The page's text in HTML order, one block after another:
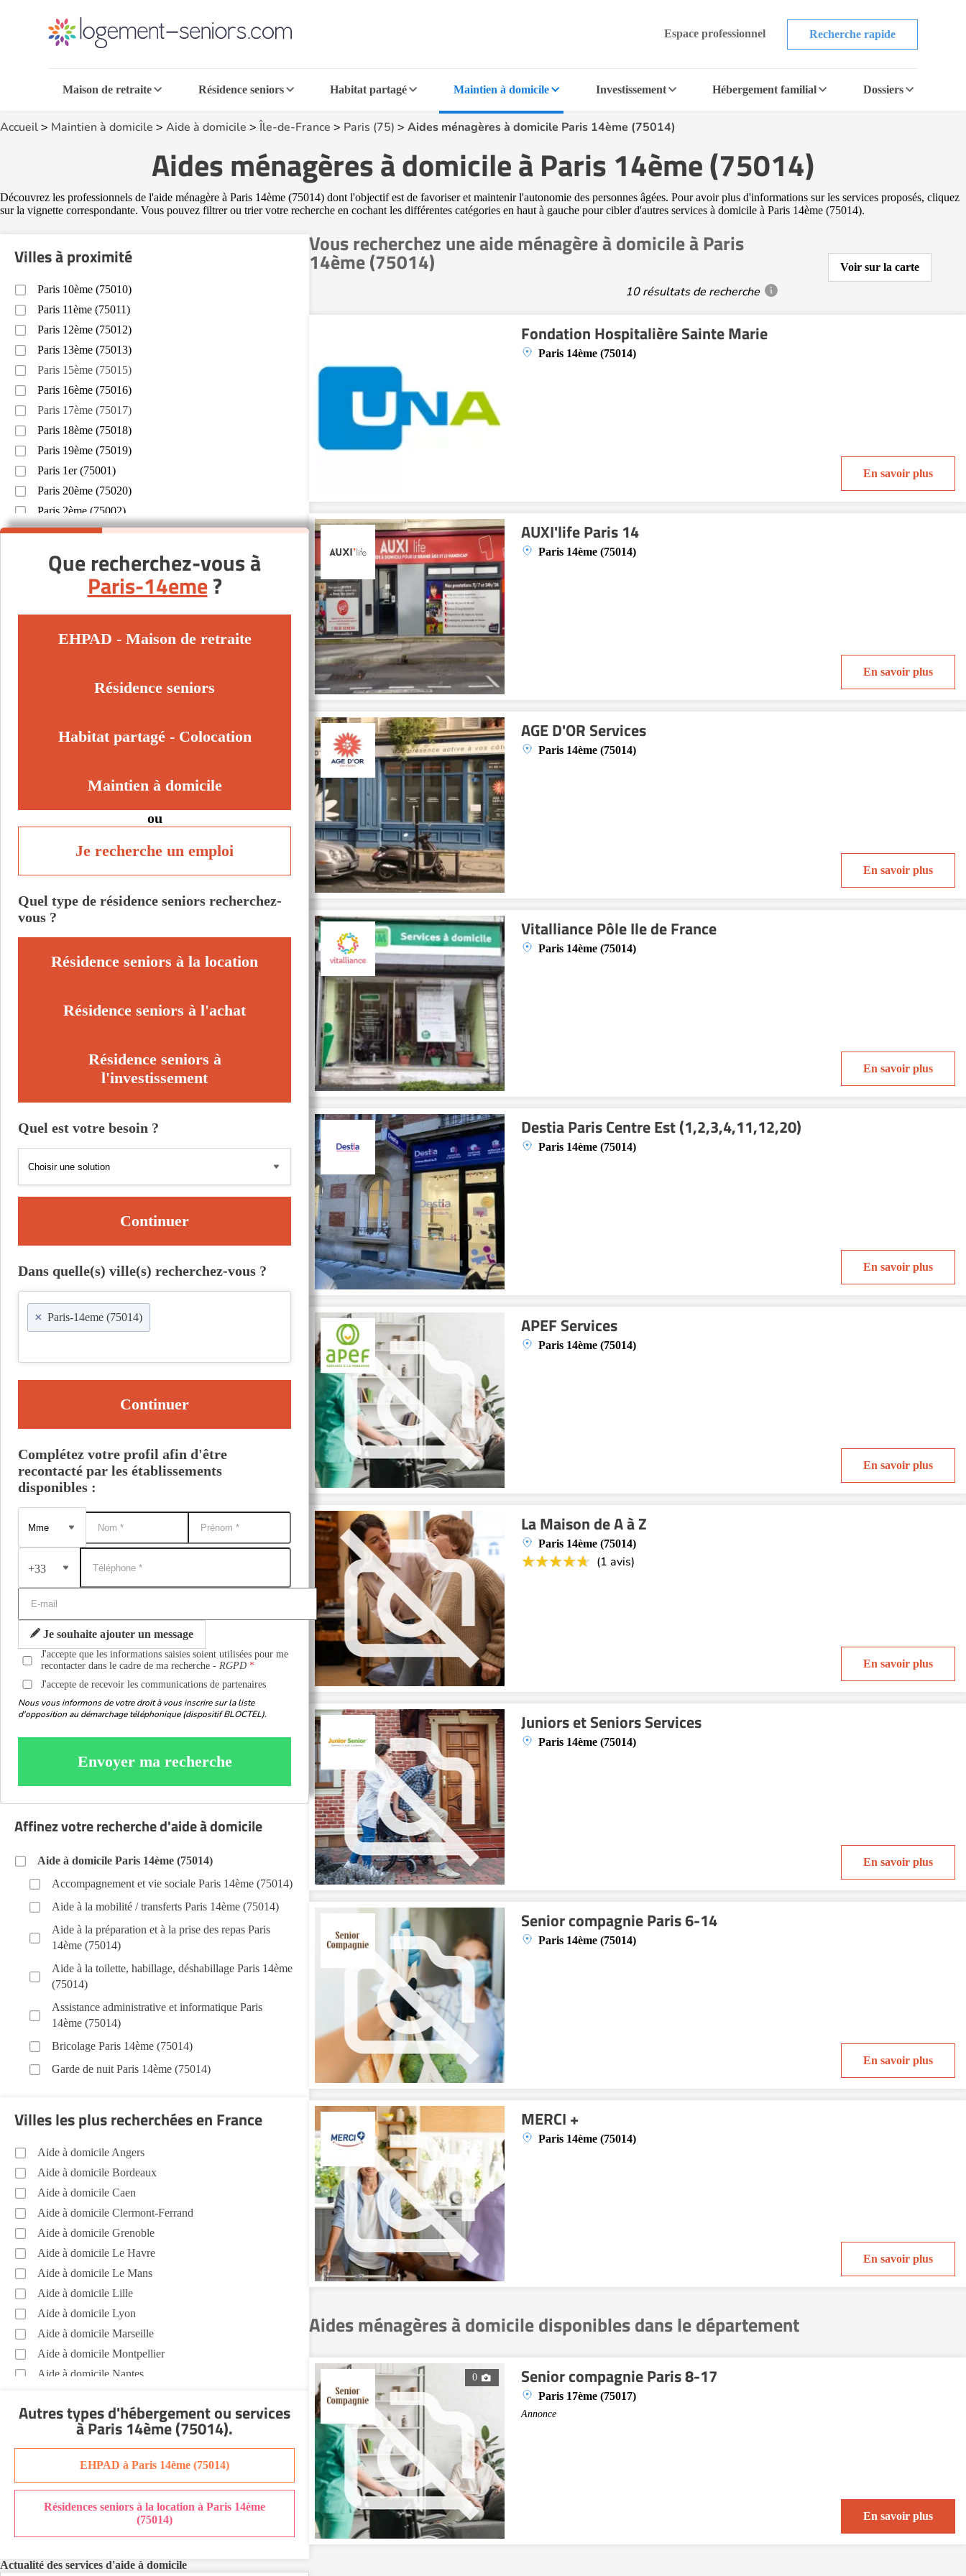
Espace professionnel Recherche rapide
Maison de retraite Résidence seniors Habitat partagé Maintien à domicile Investissement Hébergement familial Dossiers
Accueil> Maintien à domicile > Aide à domicile > Île-de-France > Paris (75) > Aides ménagères à domicile Paris 14ème (75014)
Aides ménagères à domicile à Paris 14ème (75014)
Découvrez les professionnels de l'aide ménagère à Paris 14ème (75014) dont l'objectif est de favoriser et maintenir l'autonomie des personnes âgées. Pour avoir plus d'informations sur les services proposés, cliquez
sur la vignette correspondante. Vous pouvez filtrer ou trier votre recherche en cochant les différentes catégories en haut à gauche pour cibler d'autres services à domicile à Paris 14ème (75014).
Vous recherchez une aide ménagère à domicile à Paris
14ème (75014)
10 résultats de recherche
Voir sur la carte
Fondation Hospitalière Sainte Marie
Paris 14ème (75014)
En savoir plus
AUXI'life Paris 14
Paris 14ème (75014)
En savoir plus
AGE D'OR Services
Paris 14ème (75014)
En savoir plus
Vitalliance Pôle Ile de France
Paris 14ème (75014)
En savoir plus
Destia Paris Centre Est (1,2,3,4,11,12,20)
Paris 14ème (75014)
En savoir plus
APEF Services
Paris 14ème (75014)
En savoir plus
La Maison de A à Z
Paris 14ème (75014)
(1 avis)
En savoir plus
Juniors et Seniors Services
Paris 14ème (75014)
En savoir plus
Senior compagnie Paris 6-14
Paris 14ème (75014)
En savoir plus
MERCI +
Paris 14ème (75014)
En savoir plus
Aides ménagères à domicile disponibles dans le département
0 Senior compagnie Paris 8-17
Paris 17ème (75017)
Annonce
En savoir plus
Villes à proximité
Paris 10ème (75010)
Paris 11ème (75011)
Paris 12ème (75012)
Paris 13ème (75013)
Paris 15ème (75015)
Paris 16ème (75016)
Paris 17ème (75017)
Paris 18ème (75018)
Paris 19ème (75019)
Paris 1er (75001)
Paris 20ème (75020)
Paris 2ème (75002)
Paris 3ème (75003)
Paris 6ème (75006)
Paris 9ème (75009)
Que recherchez-vous à
Paris-14eme?
EHPAD - Maison de retraite
Résidence seniors
Habitat partagé - Colocation
Maintien à domicile
ou
Je recherche un emploi
Quel type de résidence seniors recherchez-
vous ?
Résidence seniors à la location
Résidence seniors à l'achat
Résidence seniors à
l'investissement
Quel est votre besoin ?
Continuer
Dans quelle(s) ville(s) recherchez-vous ?
× Paris-14eme (75014)
Continuer
Complétez votre profil afin d'être
recontacté par les établissements
disponibles :
+33
Je souhaite ajouter un message
J'accepte que les informations saisies soient utilisées pour me
recontacter dans le cadre de ma recherche -RGPD
J'accepte de recevoir les communications de partenaires
Nous vous informons de votre droit à vous inscrire sur la liste
d'opposition au démarchage téléphonique (dispositif BLOCTEL).
Envoyer ma recherche
Affinez votre recherche d'aide à domicile
Aide à domicile Paris 14ème (75014)
Accompagnement et vie sociale Paris 14ème (75014)
Aide à la mobilité / transferts Paris 14ème (75014)
Aide à la préparation et à la prise des repas Paris
14ème (75014)
Aide à la toilette, habillage, déshabillage Paris 14ème
(75014)
Assistance administrative et informatique Paris
14ème (75014)
Bricolage Paris 14ème (75014)
Garde de nuit Paris 14ème (75014)
Jardinage Paris 14ème (75014)
Entretien du cadre de vie, ménage, repassage,
gestion du linge Paris 14ème (75014)
Portage de repas Paris 14ème (75014)
14ème (75014)
Voir toutes les aides à domicile à Paris 14ème (75014)
Villes les plus recherchées en France
Aide à domicile Angers
Aide à domicile Bordeaux
Aide à domicile Caen
Aide à domicile Clermont-Ferrand
Aide à domicile Grenoble
Aide à domicile Le Havre
Aide à domicile Le Mans
Aide à domicile Lille
Aide à domicile Lyon
Aide à domicile Marseille
Aide à domicile Montpellier
Aide à domicile Nantes
Aide à domicile Nîmes
Aide à domicile Orléans
Aide à domicile Rennes
Aide à domicile Saint-Etienne
Aide à domicile Toulouse
Autres types d'hébergement ou services
à Paris 14ème (75014).
EHPAD à Paris 14ème (75014)
Résidences seniors à la location à Paris 14ème
(75014)
Actualité des services d'aide à domicile